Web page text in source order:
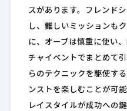
スがあります。フレンド
し、難しいミッションも
に、オーブは慎重に使い
チャイベントでまとめて
らのテクニックを駆使す
ンストを楽しむことが可
レイスタイルが成功への